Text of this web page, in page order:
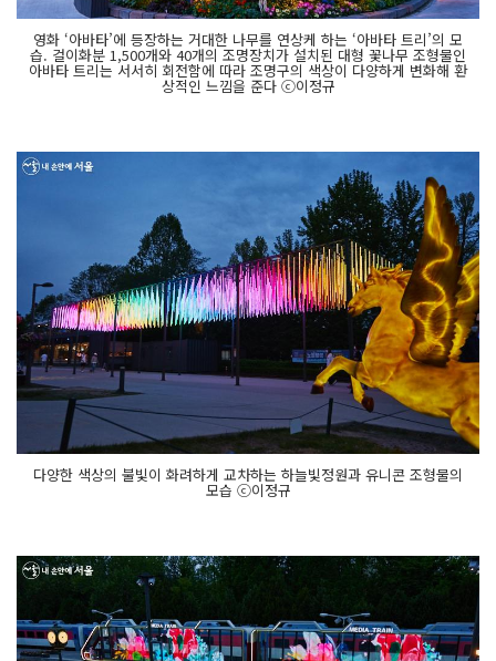
영화 ‘아바타’에 등장하는 거대한 나무를 연상케 하는 ‘아바타 트리’의 모
습. 걸이화분 1,500개와 40개의 조명장치가 설치된 대형 꽃나무 조형물인
아바타 트리는 서서히 회전함에 따라 조명구의 색상이 다양하게 변화해 환
상적인 느낌을 준다 ⓒ이정규
다양한 색상의 불빛이 화려하게 교차하는 하늘빛정원과 유니콘 조형물의
모습 ⓒ이정규